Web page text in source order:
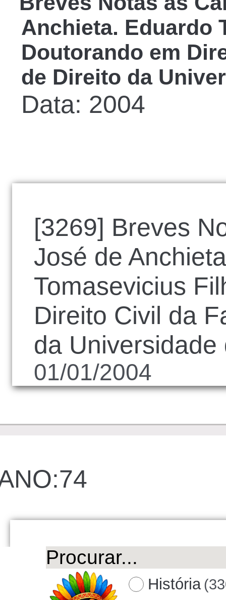
Anchieta. Eduardo
Doutorando em
de Direito da
Data: 2004
[3269] Breves
José de
Tomasevicius
Direito Civil da
da
01/01/2004
História